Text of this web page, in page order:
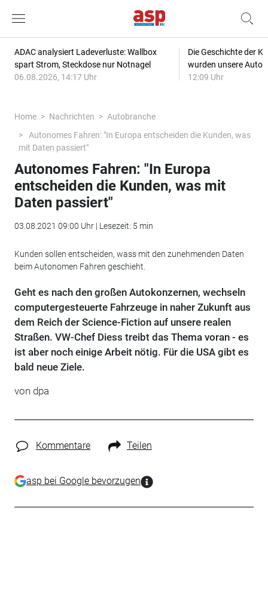
ADAC analysiert Ladeverluste: Wallbox
spart Strom, Steckdose nur Notnagel
06.08.2026, 14:17 Uhr
Die Geschichte der
wurden unsere
12:09 Uhr
Home Nachrichten
Autobranche
Autonomes Fahren: "In Europa entscheiden die Kunden, was
mit Daten passiert"
Autonomes Fahren: "In Europa
entscheiden die Kunden, was mit
Daten passiert"
03.08.2021 09:00 Uhr | Lesezeit: 5 min
Kunden sollen entscheiden, wass mit den zunehmenden Daten
beim Autonomen Fahren geschieht.
Geht es nach den großen Autokonzernen, wechseln
computergesteuerte Fahrzeuge in naher Zukunft aus
dem Reich der Science-Fiction auf unsere realen
Straßen. VW-Chef Diess treibt das Thema voran - es
ist aber noch einige Arbeit nötig. Für die USA gibt es
bald neue Ziele.
von dpa
Kommentare Teilen
asp bei Google bevorzugen